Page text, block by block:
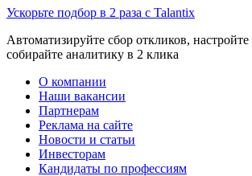
Ускорьте подбор в 2 раза с Talantix
Автоматизируйте сбор откликов, настройте
собирайте аналитику в 2 клика
О компании
Наши вакансии
Партнерам
Реклама на сайте
Новости и статьи
Инвесторам
Кандидаты по профессиям